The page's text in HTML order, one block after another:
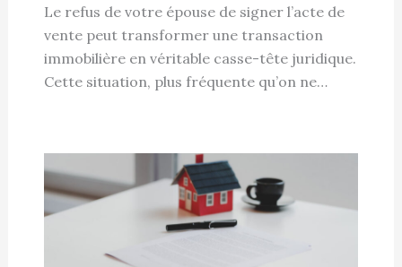
Le refus de votre épouse de signer l’acte de
vente peut transformer une transaction
immobilière en véritable casse-tête juridique.
Cette situation, plus fréquente qu’on ne…